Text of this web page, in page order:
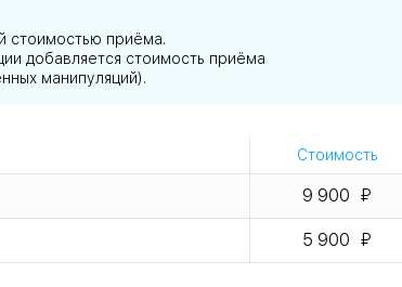
ЮАО
стоимостью приёма.
добавляется стоимость приёма
манипуляций).
Стоимость
9 900
5 900